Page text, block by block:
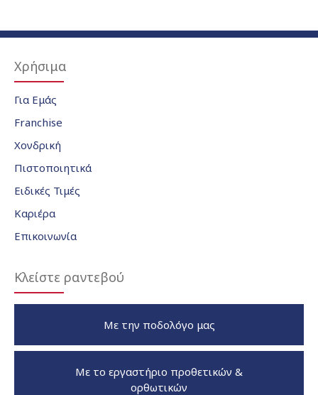
Χρήσιμα
Για Εμάς
Franchise
Χονδρική
Πιστοποιητικά
Ειδικές Τιμές
Καριέρα
Επικοινωνία
Κλείστε ραντεβού
Με την ποδολόγο μας
Με το εργαστήριο προθετικών &
ορθωτικών